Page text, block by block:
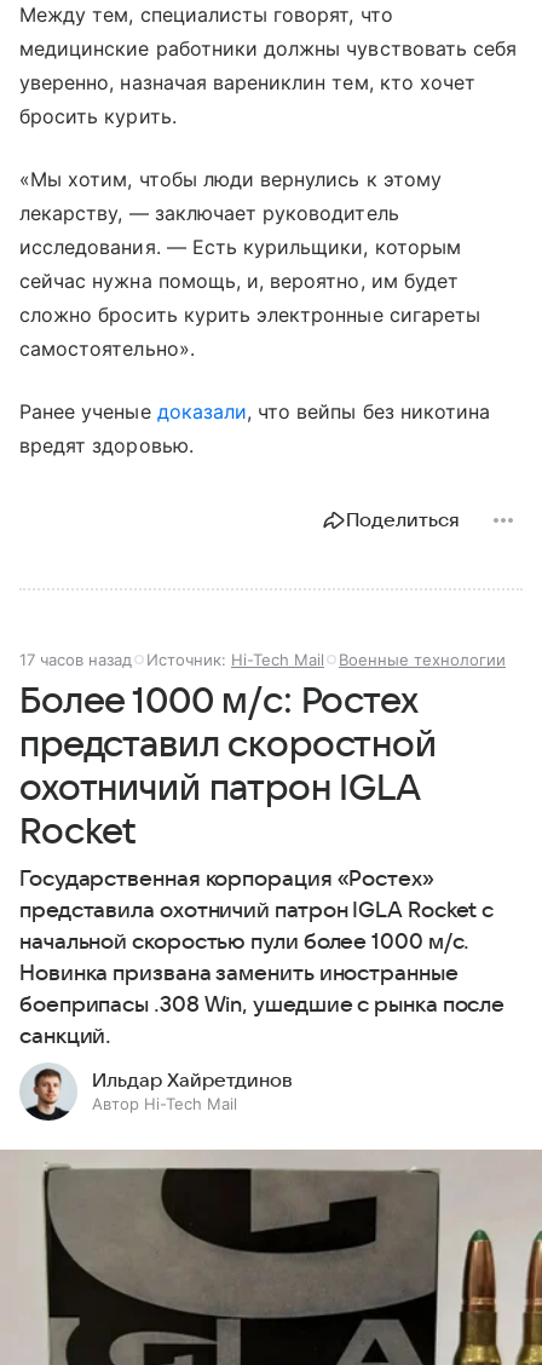
Между тем, специалисты говорят, что
медицинские работники должны чувствовать себя
уверенно, назначая варениклин тем, кто хочет
бросить курить.
«Мы хотим, чтобы люди вернулись к этому
лекарству, — заключает руководитель
исследования. — Есть курильщики, которым
сейчас нужна помощь, и, вероятно, им будет
сложно бросить курить электронные сигареты
самостоятельно».
Ранее ученые доказали, что вейпы без никотина
вредят здоровью.
Поделиться
17 часов назад Источник: Hi-Tech Mail Военные технологии
Более 1000 м/с: Ростех
представил скоростной
охотничий патрон IGLA
Rocket
Государственная корпорация «Ростех»
представила охотничий патрон IGLA Rocket с
начальной скоростью пули более 1000 м/с.
Новинка призвана заменить иностранные
боеприпасы .308 Win, ушедшие с рынка после
санкций.
Ильдар Хайретдинов
Автор Hi-Tech Mail